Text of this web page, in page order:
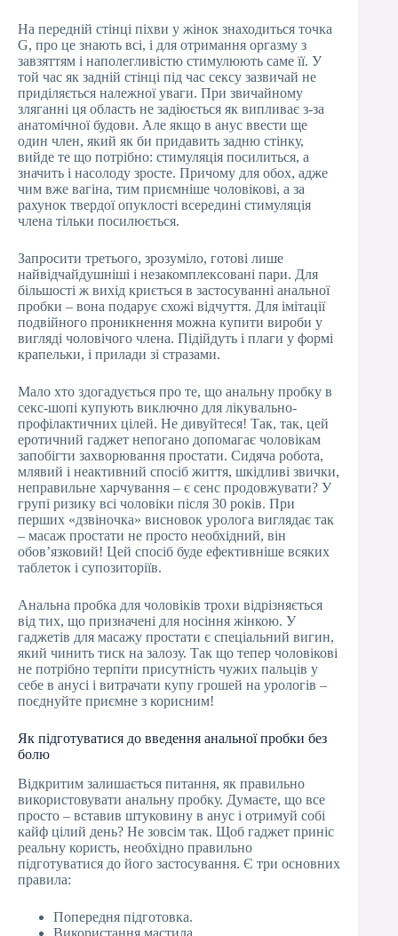
На передній стінці піхви у жінок знаходиться точка
G, про це знають всі, і для отримання оргазму з
завзяттям і наполегливістю стимулюють саме її. У
той час як задній стінці під час сексу зазвичай не
приділяється належної уваги. При звичайному
зляганні ця область не задіюється як випливає з-за
анатомічної будови. Але якщо в анус ввести ще
один член, який як би придавить задню стінку,
вийде те що потрібно: стимуляція посилиться, а
значить і насолоду зросте. Причому для обох, адже
чим вже вагіна, тим приємніше чоловікові, а за
рахунок твердої опуклості всередині стимуляція
члена тільки посилюється.
Запросити третього, зрозуміло, готові лише
найвідчайдушніші і незакомплексовані пари. Для
більшості ж вихід криється в застосуванні анальної
пробки – вона подарує схожі відчуття. Для імітації
подвійного проникнення можна купити вироби у
вигляді чоловічого члена. Підійдуть і плаги у формі
крапельки, і прилади зі стразами.
Мало хто здогадується про те, що анальну пробку в
секс-шопі купують виключно для лікувально-
профілактичних цілей. Не дивуйтеся! Так, так, цей
еротичний гаджет непогано допомагає чоловікам
запобігти захворювання простати. Сидяча робота,
млявий і неактивний спосіб життя, шкідливі звички,
неправильне харчування – є сенс продовжувати? У
групі ризику всі чоловіки після 30 років. При
перших «дзвіночка» висновок уролога виглядає так
– масаж простати не просто необхідний, він
обов’язковий! Цей спосіб буде ефективніше всяких
таблеток і супозиторіїв.
Анальна пробка для чоловіків трохи відрізняється
від тих, що призначені для носіння жінкою. У
гаджетів для масажу простати є спеціальний вигин,
який чинить тиск на залозу. Так що тепер чоловікові
не потрібно терпіти присутність чужих пальців у
себе в анусі і витрачати купу грошей на урологів –
поєднуйте приємне з корисним!
Як підготуватися до введення анальної пробки без
болю
Відкритим залишається питання, як правильно
використовувати анальну пробку. Думаєте, що все
просто – вставив штуковину в анус і отримуй собі
кайф цілий день? Не зовсім так. Щоб гаджет приніс
реальну користь, необхідно правильно
підготуватися до його застосування. Є три основних
правила:
Попередня підготовка.
Використання мастила.